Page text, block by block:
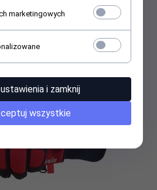
marketingowych
i zamknij
wszystkie